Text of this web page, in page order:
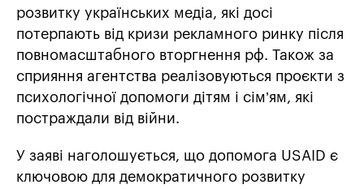
розвитку українських медіа, які досі
потерпають від кризи рекламного ринку після
повномасштабного вторгнення рф. Також за
сприяння агентства реалізовуються проєкти з
психологічної допомоги дітям і сім’ям, які
постраждали від війни.
У заяві наголошується, що допомога USAID є
ключовою для демократичного розвитку